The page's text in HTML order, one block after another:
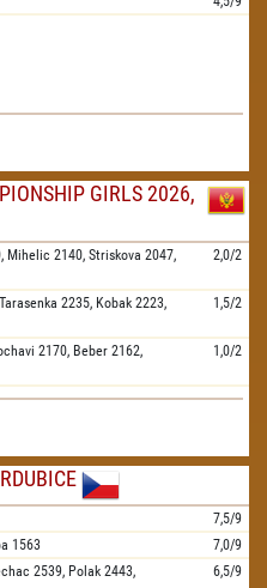
GIRLS 2026,
Mihelic 2140, Striskova 2047,
2,0/2
Tarasenka 2235, Kobak 2223,
1,5/2
2170, Beber 2162,
1,0/2
7,5/9
1563
7,0/9
2539, Polak 2443,
6,5/9